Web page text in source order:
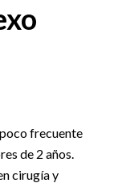
frecuente
de 2 años.
cirugía y